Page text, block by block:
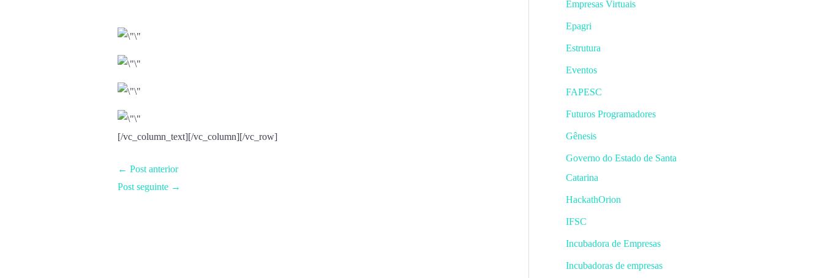
[/vc_column_text][/vc_column][/vc_row]
← Post anterior
Post seguinte →
Empresas Virtuais
Epagri
Estrutura
Eventos
FAPESC
Futuros Programadores
Gênesis
Governo do Estado de Santa
Catarina
HackathOrion
IFSC
Incubadora de Empresas
Incubadoras de empresas